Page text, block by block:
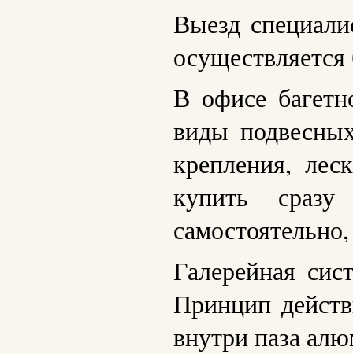
Выезд
В офисе
виды
крепления,
купить
Галерейная
Принцип
внутри паза